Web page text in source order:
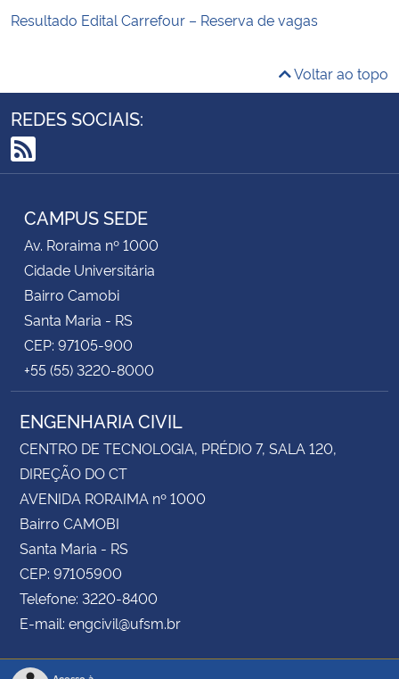
Resultado Edital Carrefour – Reserva de vagas
Voltar ao topo
REDES SOCIAIS:
RSS
CAMPUS SEDE
Av. Roraima nº 1000
Cidade Universitária
Bairro Camobi
Santa Maria - RS
CEP: 97105-900
+55 (55) 3220-8000
ENGENHARIA CIVIL
CENTRO DE TECNOLOGIA, PRÉDIO 7, SALA 120,
DIREÇÃO DO CT
AVENIDA RORAIMA nº 1000
Bairro CAMOBI
Santa Maria - RS
CEP: 97105900
Telefone: 3220-8400
E-mail: engcivil@ufsm.br